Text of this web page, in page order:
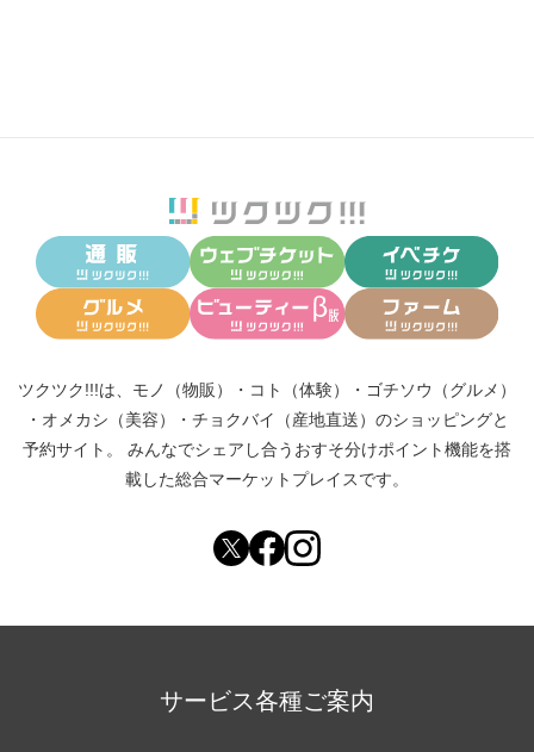
ツクツク!!!は、 モノ（物販） ・ コト（体験） ・ ゴチソウ（グルメ）
・ オメカシ（美容） ・ チョクバイ（産地直送） のショッピングと
予約サイト。
みんなでシェアし合う おすそ分けポイント機能を搭
載した総合マーケットプレイスです。
サービス各種ご案内